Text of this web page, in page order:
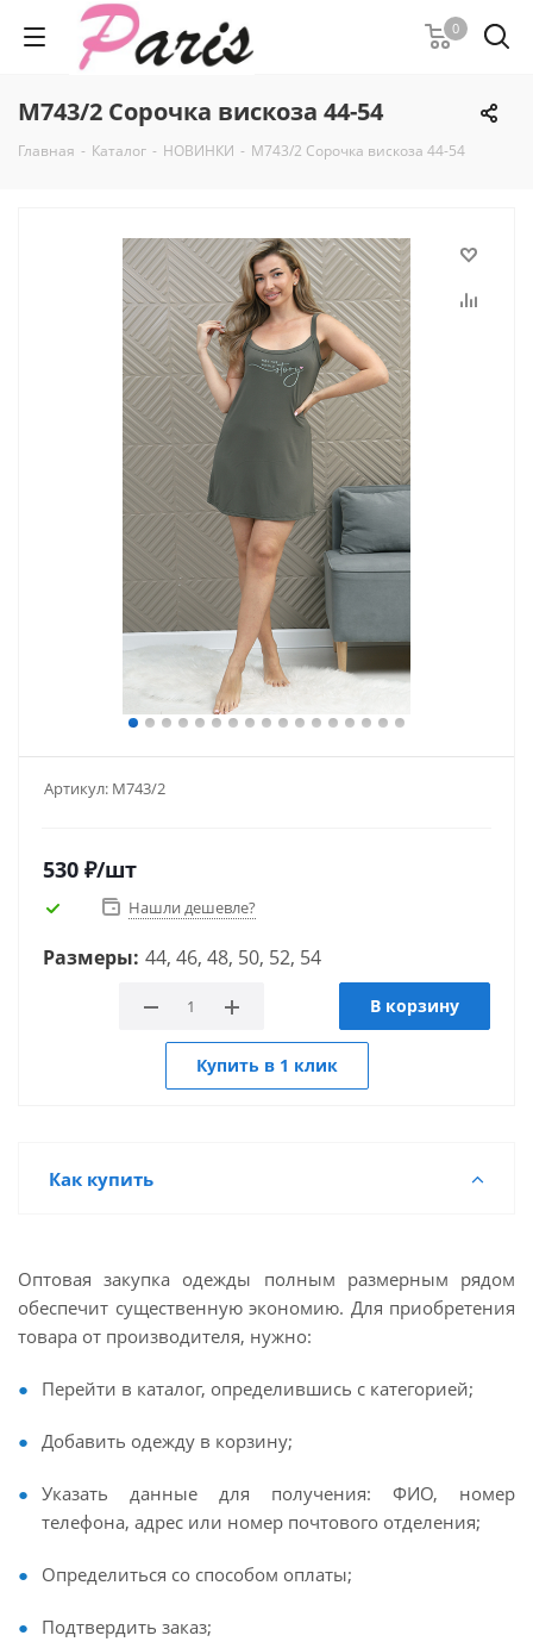
0
М743/2 Сорочка вискоза 44-54
Главная - Каталог - НОВИНКИ - М743/2 Сорочка вискоза 44-54
Артикул: М743/2
530 ₽/шт
Нашли дешевле?
Размеры: 44, 46, 48, 50, 52, 54
В корзину
Купить в 1 клик
Как купить
Оптовая закупка одежды полным размерным рядом
обеспечит существенную экономию. Для приобретения
товара от производителя, нужно:
Перейти в каталог, определившись с категорией;
Добавить одежду в корзину;
Указать данные для получения: ФИО, номер
телефона, адрес или номер почтового отделения;
Определиться со способом оплаты;
Подтвердить заказ;